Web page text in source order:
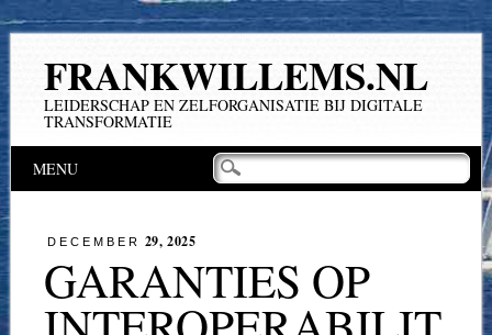
FRANKWILLEMS.NL
LEIDERSCHAP EN ZELFORGANISATIE BIJ DIGITALE
TRANSFORMATIE
Hoofdmenu
springen
MENU
DECEMBER 29, 2025
GARANTIES OP